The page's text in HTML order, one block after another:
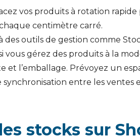
vos produits à rotation
centimètre carré.
des outils de gestion comme
vous gérez des produits à la
et l’emballage. Prévoyez un
entre les
stocks sur